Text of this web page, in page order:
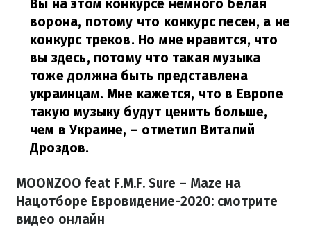
Вы на этом конкурсе немного белая
ворона, потому что конкурс песен, а не
конкурс треков. Но мне нравится, что
вы здесь, потому что такая музыка
тоже должна быть представлена ​​
украинцам. Мне кажется, что в Европе
такую ​​музыку будут ценить больше,
чем в Украине, – отметил Виталий
Дроздов.
MOONZOO feat F.M.F. Sure – Maze на
Нацотборе Евровидение-2020: смотрите
видео онлайн